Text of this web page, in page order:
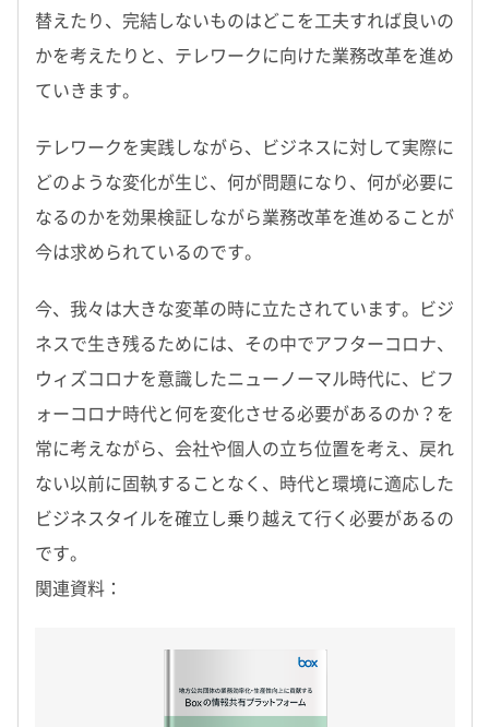
替えたり、完結しないものはどこを工夫すれば良いの
かを考えたりと、テレワークに向けた業務改革を進め
ていきます。
テレワークを実践しながら、ビジネスに対して実際に
どのような変化が生じ、何が問題になり、何が必要に
なるのかを効果検証しながら業務改革を進めることが
今は求められているのです。
今、我々は大きな変革の時に立たされています。ビジ
ネスで生き残るためには、その中でアフターコロナ、
ウィズコロナを意識したニューノーマル時代に、ビフ
ォーコロナ時代と何を変化させる必要があるのか？を
常に考えながら、会社や個人の立ち位置を考え、戻れ
ない以前に固執することなく、時代と環境に適応した
ビジネスタイルを確立し乗り越えて行く必要があるの
です。
関連資料：